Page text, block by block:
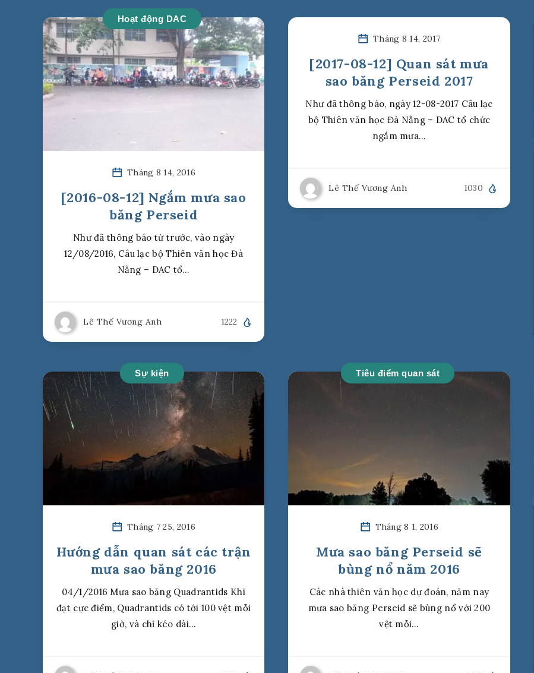
Tháng 8 14, 2017
[2017-08-12] Quan sát mưa
sao băng Perseid 2017
Như đã thông báo, ngày 12-08-2017 Câu lạc
bộ Thiên văn học Đà Nẵng – DAC tổ chức
ngắm mưa…
Lê Thế Vương Anh 1030
Hoạt động DAC
Tháng 8 14, 2016
[2016-08-12] Ngắm mưa sao
băng Perseid
Như đã thông báo từ trước, vào ngày
12/08/2016, Câu lạc bộ Thiên văn học Đà
Nẵng – DAC tổ…
Lê Thế Vương Anh 1222
Tiêu điểm quan sát
Tháng 8 1, 2016
Mưa sao băng Perseid sẽ
bùng nổ năm 2016
Các nhà thiên văn học dự đoán, năm nay
mưa sao băng Perseid sẽ bùng nổ với 200
vệt mỗi…
Sự kiện
Tháng 7 25, 2016
Hướng dẫn quan sát các trận
mưa sao băng 2016
04/1/2016 Mưa sao băng Quadrantids Khi
đạt cực điểm, Quadrantids có tới 100 vệt mỗi
giờ, và chỉ kéo dài…